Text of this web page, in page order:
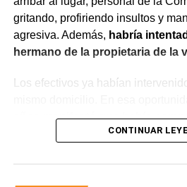
gritando, profiriendo insultos y
agresiva. Además, habría
hermano de la propietaria de la
Los efectivos ya habían
años manifestó que había
alcohólicas con el joven y que,
CONTINUAR